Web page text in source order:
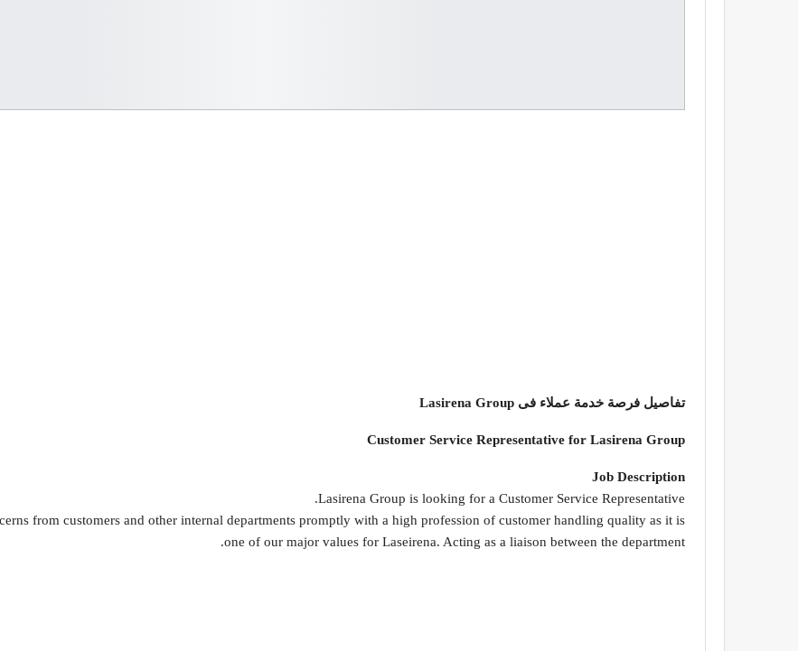
تفاصيل فرصة خدمة عملاء فى Lasirena Group
Customer Service Representative for Lasirena Group
Job Description
Lasirena Group is looking for a Customer Service Representative.
from customers and other internal departments promptly with a high profession of customer handling quality as it is
one of our major values for Laseirena. Acting as a liaison between the department.